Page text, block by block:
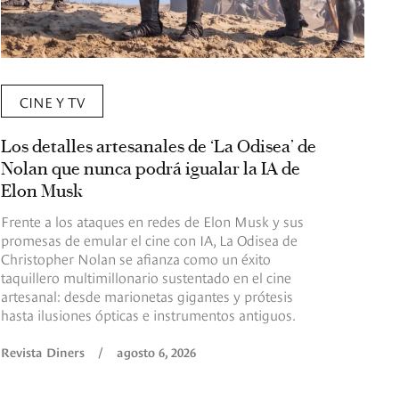
CINE Y TV
Los detalles artesanales de ‘La Odisea’ de
Nolan que nunca podrá igualar la IA de
Elon Musk
Frente a los ataques en redes de Elon Musk y sus
promesas de emular el cine con IA, La Odisea de
Christopher Nolan se afianza como un éxito
taquillero multimillonario sustentado en el cine
artesanal: desde marionetas gigantes y prótesis
hasta ilusiones ópticas e instrumentos antiguos.
Revista Diners / agosto 6, 2026